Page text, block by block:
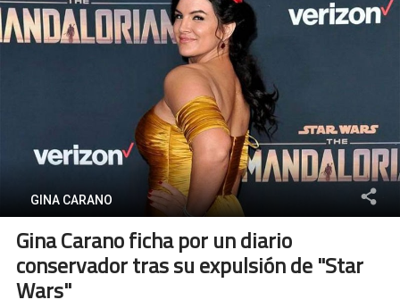
GINA CARANO
Gina Carano ficha por un diario
conservador tras su expulsión de "Star
Wars"